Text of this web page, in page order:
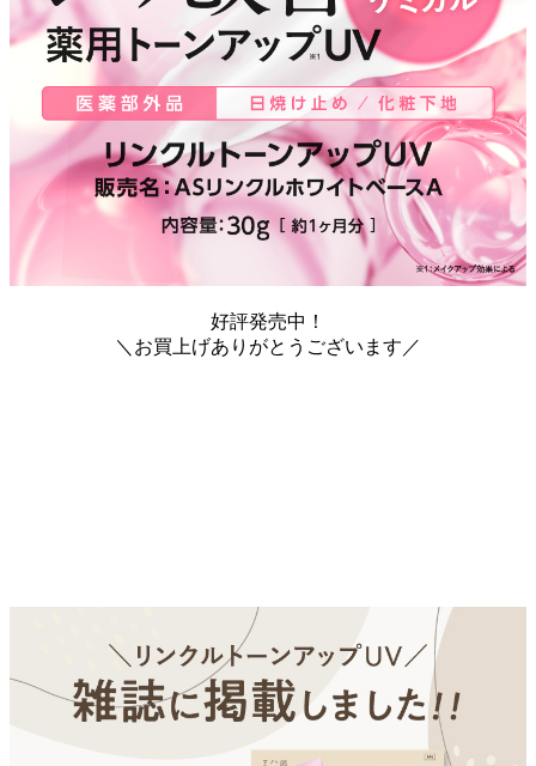
好評発売中！
＼お買上げありがとうございます／